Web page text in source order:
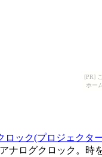
[PR]
ホー
ック(プロジェクタ
ナログクロック。